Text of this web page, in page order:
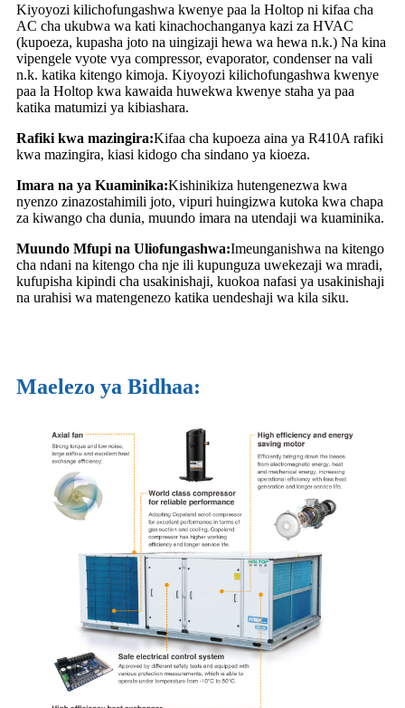
Kiyoyozi kilichofungashwa kwenye paa la Holtop ni kifaa cha
AC cha ukubwa wa kati kinachochanganya kazi za HVAC
(kupoeza, kupasha joto na uingizaji hewa wa hewa n.k.) Na kina
vipengele vyote vya compressor, evaporator, condenser na vali
n.k. katika kitengo kimoja. Kiyoyozi kilichofungashwa kwenye
paa la Holtop kwa kawaida huwekwa kwenye staha ya paa
katika matumizi ya kibiashara.
Rafiki kwa mazingira:Kifaa cha kupoeza aina ya R410A rafiki
kwa mazingira, kiasi kidogo cha sindano ya kioeza.
Imara na ya Kuaminika:Kishinikiza hutengenezwa kwa
nyenzo zinazostahimili joto, vipuri huingizwa kutoka kwa chapa
za kiwango cha dunia, muundo imara na utendaji wa kuaminika.
Muundo Mfupi na Uliofungashwa:Imeunganishwa na kitengo
cha ndani na kitengo cha nje ili kupunguza uwekezaji wa mradi,
kufupisha kipindi cha usakinishaji, kuokoa nafasi ya usakinishaji
na urahisi wa matengenezo katika uendeshaji wa kila siku.
Maelezo ya Bidhaa: